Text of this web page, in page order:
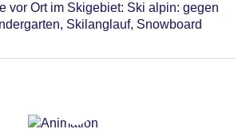
vor Ort im Skigebiet: Ski alpin: gegen
Skilanglauf, Snowboard